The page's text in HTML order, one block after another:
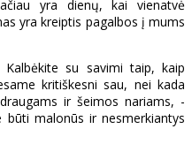
yra dienų, kai vienatvė
yra kreiptis pagalbos į mums
su savimi taip, kaip
kritiškesni sau, nei kada
ir šeimos nariams, -
malonūs ir nesmerkiantys